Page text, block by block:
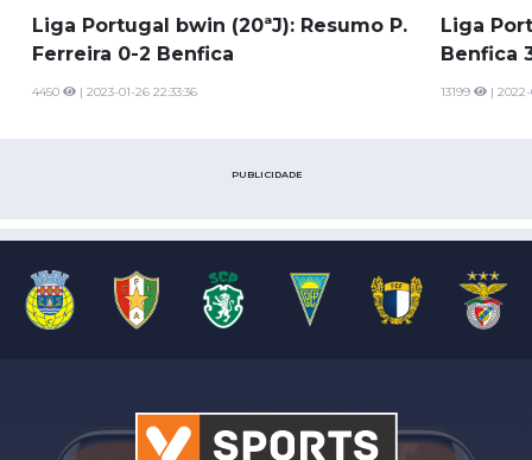
Liga Portugal bwin (20ªJ): Resumo P.
Ferreira 0-2 Benfica
4450 | 2023-01-26 22:33:36
Liga
Benfica
13199 |
PUBLICIDADE